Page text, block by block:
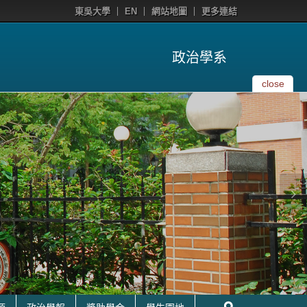
東吳大學 EN 網站地圖 更多連結
政治學系
close